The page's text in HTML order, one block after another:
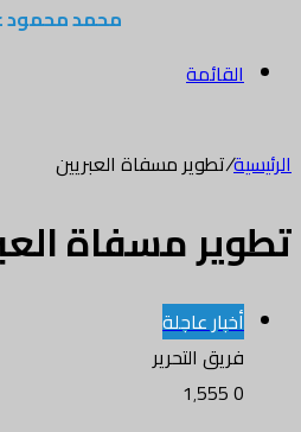
محمد محمود
القائمة
الرئيسية/تطوير مسفاة العبريين
تطوير مسفاة
أخبار عاجلة
فريق التحرير
0